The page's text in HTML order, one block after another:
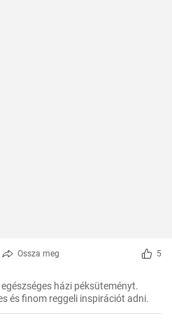
Ossza meg 5
házi péksüteményt.
és finom reggeli inspirációt adni.